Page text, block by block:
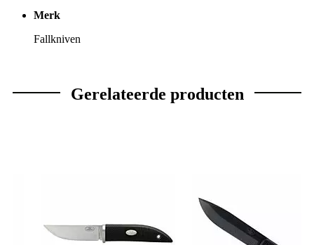
Merk
Fallkniven
Gerelateerde producten